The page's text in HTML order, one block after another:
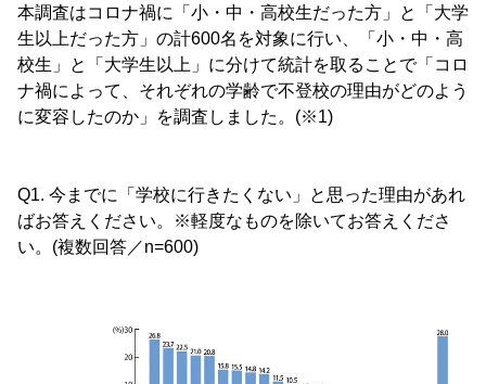
本調査はコロナ禍に「小・中・高校生だった方」と「大学
生以上だった方」の計600名を対象に行い、「小・中・高
校生」と「大学生以上」に分けて統計を取ることで「コロ
ナ禍によって、それぞれの学齢で不登校の理由がどのよう
に変容したのか」を調査しました。(※1)
Q1. 今までに「学校に行きたくない」と思った理由があれ
ばお答えください。※軽度なものを除いてお答えくださ
い。(複数回答／n=600)